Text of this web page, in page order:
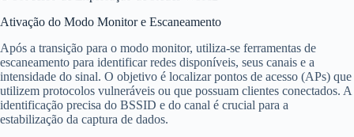
Ativação do Modo Monitor e Escaneamento
Após a transição para o modo monitor, utiliza-se ferramentas de
escaneamento para identificar redes disponíveis, seus canais e a
intensidade do sinal. O objetivo é localizar pontos de acesso (APs) que
utilizem protocolos vulneráveis ou que possuam clientes conectados. A
identificação precisa do BSSID e do canal é crucial para a
estabilização da captura de dados.